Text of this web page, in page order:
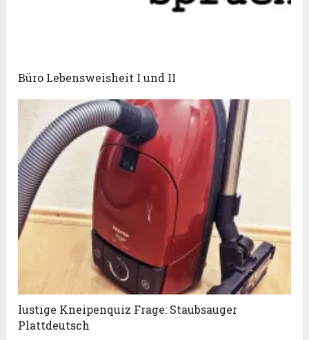
Büro Lebensweisheit I und II
lustige Kneipenquiz Frage: Staubsauger
Plattdeutsch